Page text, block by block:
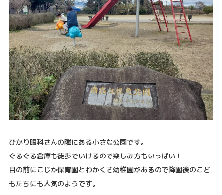
ひかり眼科さんの隣にある小さな公園です。
ぐるぐる倉庫も徒歩でいけるので楽しみ方もいっぱい！
目の前にこじか保育園とわかくさ幼稚園があるので降園後のこど
もたちにも人気のようです。